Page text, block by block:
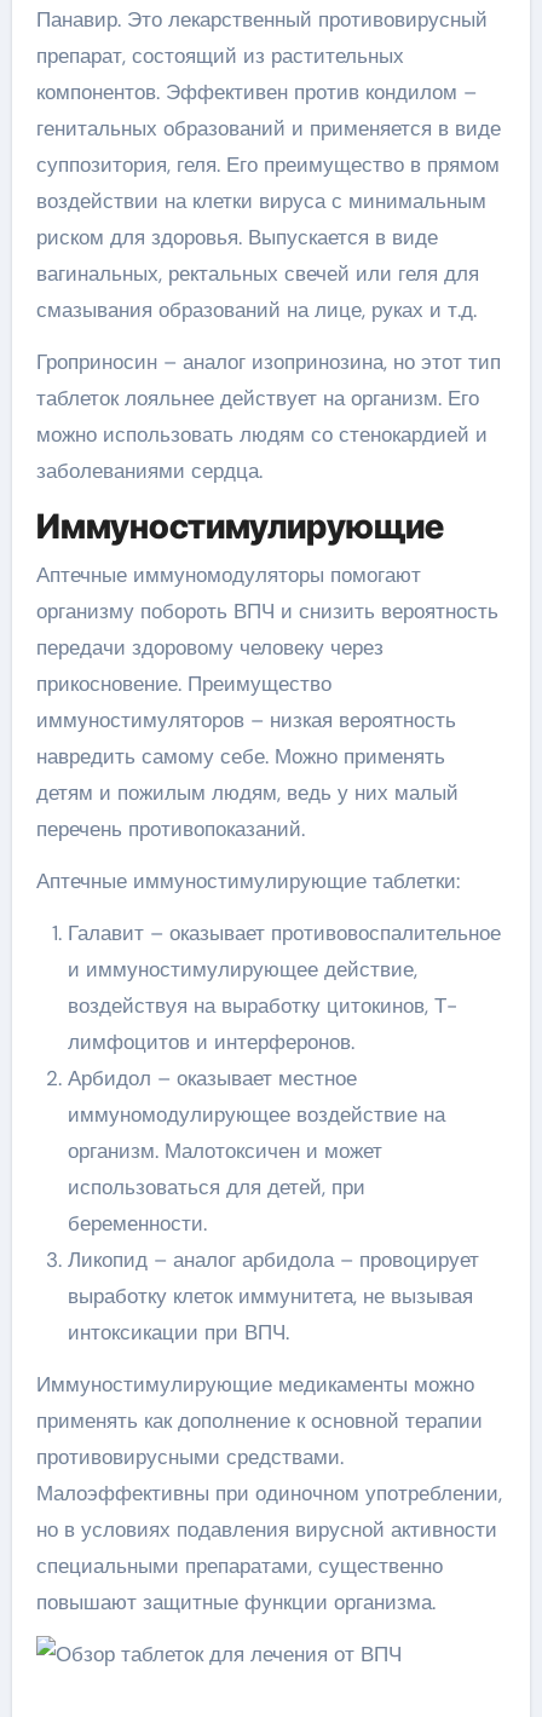
Панавир. Это лекарственный противовирусный
препарат, состоящий из растительных
компонентов. Эффективен против кондилом –
генитальных образований и применяется в виде
суппозитория, геля. Его преимущество в прямом
воздействии на клетки вируса с минимальным
риском для здоровья. Выпускается в виде
вагинальных, ректальных свечей или геля для
смазывания образований на лице, руках и т.д.
Гроприносин – аналог изопринозина, но этот тип
таблеток лояльнее действует на организм. Его
можно использовать людям со стенокардией и
заболеваниями сердца.
Иммуностимулирующие
Аптечные иммуномодуляторы помогают
организму побороть ВПЧ и снизить вероятность
передачи здоровому человеку через
прикосновение. Преимущество
иммуностимуляторов – низкая вероятность
навредить самому себе. Можно применять
детям и пожилым людям, ведь у них малый
перечень противопоказаний.
Аптечные иммуностимулирующие таблетки:
Галавит – оказывает противовоспалительное
и иммуностимулирующее действие,
воздействуя на выработку цитокинов, Т-
лимфоцитов и интерферонов.
Арбидол – оказывает местное
иммуномодулирующее воздействие на
организм. Малотоксичен и может
использоваться для детей, при
беременности.
Ликопид – аналог арбидола – провоцирует
выработку клеток иммунитета, не вызывая
интоксикации при ВПЧ.
Иммуностимулирующие медикаменты можно
применять как дополнение к основной терапии
противовирусными средствами.
Малоэффективны при одиночном употреблении,
но в условиях подавления вирусной активности
специальными препаратами, существенно
повышают защитные функции организма.